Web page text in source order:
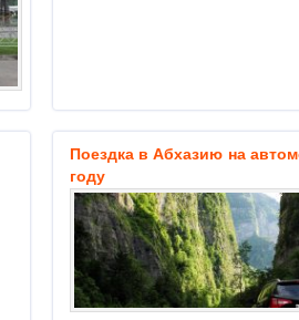
Поездка в Абхазию на
году